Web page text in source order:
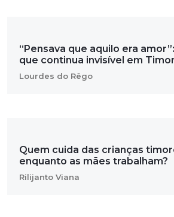
“Pensava que aquilo era
que continua invisível em
Lourdes do Rêgo
Quem cuida das crianças
enquanto as mães trabalham?
Rilijanto Viana